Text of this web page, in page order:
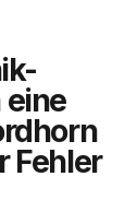
eine
Fehler